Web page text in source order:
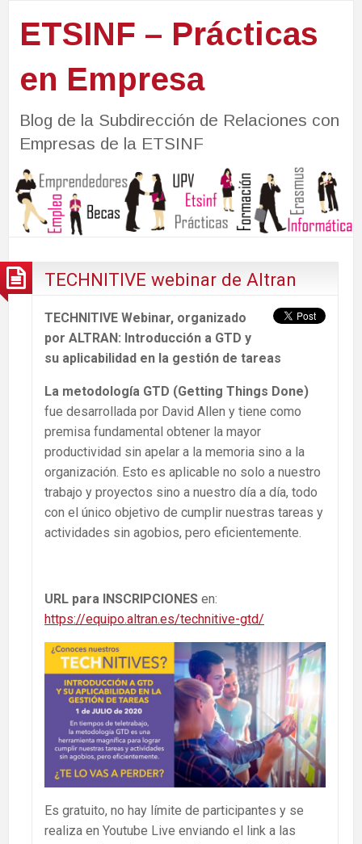
ETSINF – Prácticas
en Empresa
Blog de la Subdirección de Relaciones con
Empresas de la ETSINF
TECHNITIVE webinar de Altran
TECHNITIVE Webinar, organizado
por ALTRAN: Introducción a GTD y
su aplicabilidad en la gestión de tareas
La metodología GTD (Getting Things Done)
fue desarrollada por David Allen y tiene como
premisa fundamental obtener la mayor
productividad sin apelar a la memoria sino a la
organización. Esto es aplicable no solo a nuestro
trabajo y proyectos sino a nuestro día a día, todo
con el único objetivo de cumplir nuestras tareas y
actividades sin agobios, pero eficientemente.
URL para INSCRIPCIONES en:
https://equipo.altran.es/technitive-gtd/
Es gratuito, no hay límite de participantes y se
realiza en Youtube Live enviando el link a las